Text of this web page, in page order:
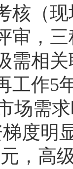
核（
审，
需相
工作5
场需
度明
，高